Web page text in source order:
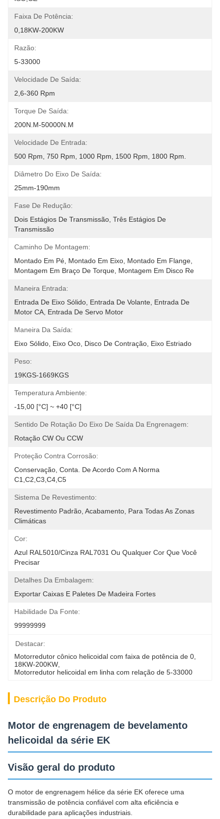
Faixa De Potência:
0,18KW-200KW
Razão:
5-33000
Velocidade De Saída:
2,6-360 Rpm
Torque De Saída:
200N.m-50000N.m
Velocidade De Entrada:
500 Rpm, 750 Rpm, 1000 Rpm, 1500 Rpm, 1800 Rpm.
Diâmetro Do Eixo De Saída:
25mm-190mm
Fase De Redução:
Dois Estágios De Transmissão, Três Estágios De
Transmissão
Caminho De Montagem:
Montado Em Pé, Montado Em Eixo, Montado Em Flange,
Montagem Em Braço De Torque, Montagem Em Disco Re
Maneira Entrada:
Entrada De Eixo Sólido, Entrada De Volante, Entrada De
Motor CA, Entrada De Servo Motor
Maneira Da Saída:
Eixo Sólido, Eixo Oco, Disco De Contração, Eixo Estriado
Peso:
19KGS-1669KGS
Temperatura Ambiente:
-15,00 [°C] ~ +40 [°C]
Sentido De Rotação Do Eixo De Saída Da Engrenagem:
Rotação CW Ou CCW
Proteção Contra Corrosão:
Conservação, Conta. De Acordo Com A Norma
C1,C2,C3,C4,C5
Sistema De Revestimento:
Revestimento Padrão, Acabamento, Para Todas As Zonas
Climáticas
Cor:
Azul RAL5010/Cinza RAL7031 Ou Qualquer Cor Que Você
Precisar
Detalhes Da Embalagem:
Exportar Caixas E Paletes De Madeira Fortes
Habilidade Da Fonte:
99999999
Destacar:
Motorredutor cônico helicoidal com faixa de potência de 0
18KW-200KW
Motorredutor helicoidal em linha com relação de 5-33000
Descrição Do Produto
Motor de engrenagem de bevelamento
helicoidal da série EK
Visão geral do produto
O motor de engrenagem hélice da série EK oferece uma
transmissão de potência confiável com alta eficiência e
durabilidade para aplicações industriais.